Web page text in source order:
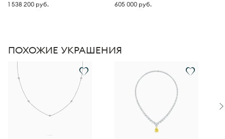
1 538 200 руб. 605 000 руб.
ПОХОЖИЕ УКРАШЕНИЯ